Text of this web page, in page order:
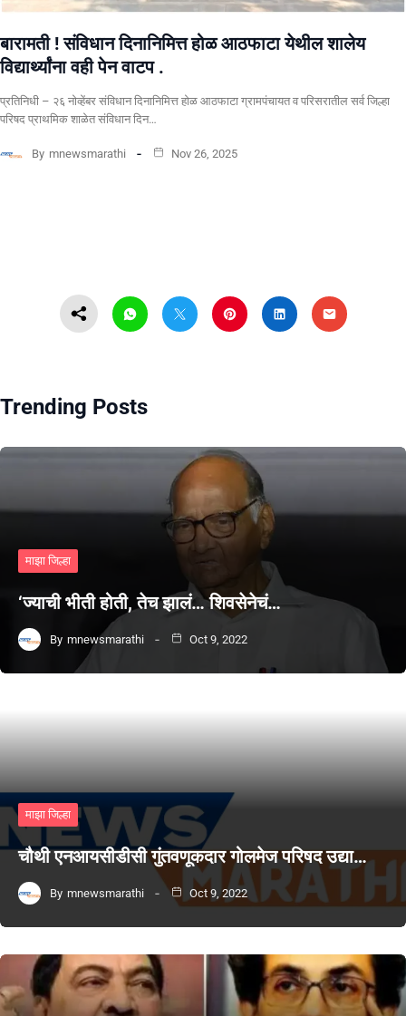
बारामती ! संविधान दिनानिमित्त होळ आठफाटा येथील शालेय
विद्यार्थ्यांना वही पेन वाटप .
प्रतिनिधी – २६ नोव्हेंबर संविधान दिनानिमित्त होळ आठफाटा ग्रामपंचायत व परिसरातील सर्व जिल्हा
परिषद प्राथमिक शाळेत संविधान दिन…
By mnewsmarathi Nov 26, 2025
Trending Posts
माझा जिल्हा
‘ज्याची भीती होती, तेच झालं… शिवसेनेचं…
By mnewsmarathi Oct 9, 2022
माझा जिल्हा
चौथी एनआयसीडीसी गुंतवणूकदार गोलमेज परिषद उद्या…
By mnewsmarathi Oct 9, 2022